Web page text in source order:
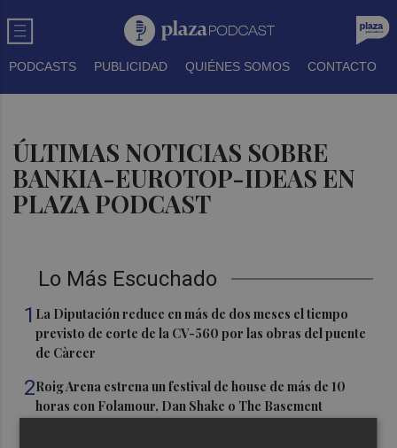
PODCASTS PUBLICIDAD QUIÉNES SOMOS CONTACTO
ÚLTIMAS NOTICIAS SOBRE
BANKIA-EUROTOP-IDEAS EN
PLAZA PODCAST
Lo Más Escuchado
1 La Diputación reduce en más de dos meses el tiempo
previsto de corte de la CV-560 por las obras del puente
de Càrcer
2Roig Arena estrena un festival de house de más de 10
horas con Folamour, Dan Shake o The Basement